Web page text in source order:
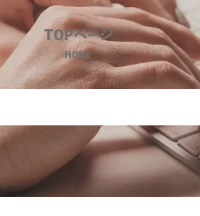
TOPページ
HOME
【福岡/カス